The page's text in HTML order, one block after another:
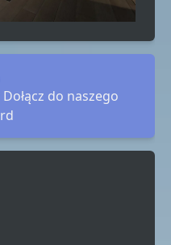
do naszego